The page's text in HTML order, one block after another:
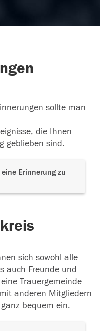
sollte man
die Ihnen
geblieben sind.
Erinnerung zu
sich sowohl alle
auch Freunde und
Trauergemeinde
anderen Mitgliedern
bequem ein.